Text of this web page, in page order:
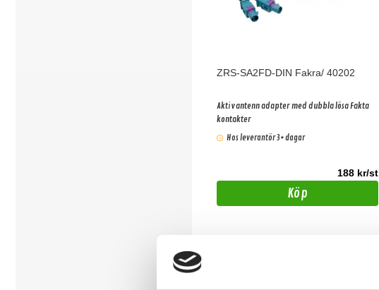
ZRS-SA2FD-DIN Fakra/ 40202
Aktiv antenn adapter med dubbla lösa Fakta
kontakter
Hos leverantör 3+ dagar
188 kr/st
Köp